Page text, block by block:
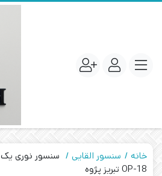
خانه سنسور القایی
OP-18 تبریز پژوه